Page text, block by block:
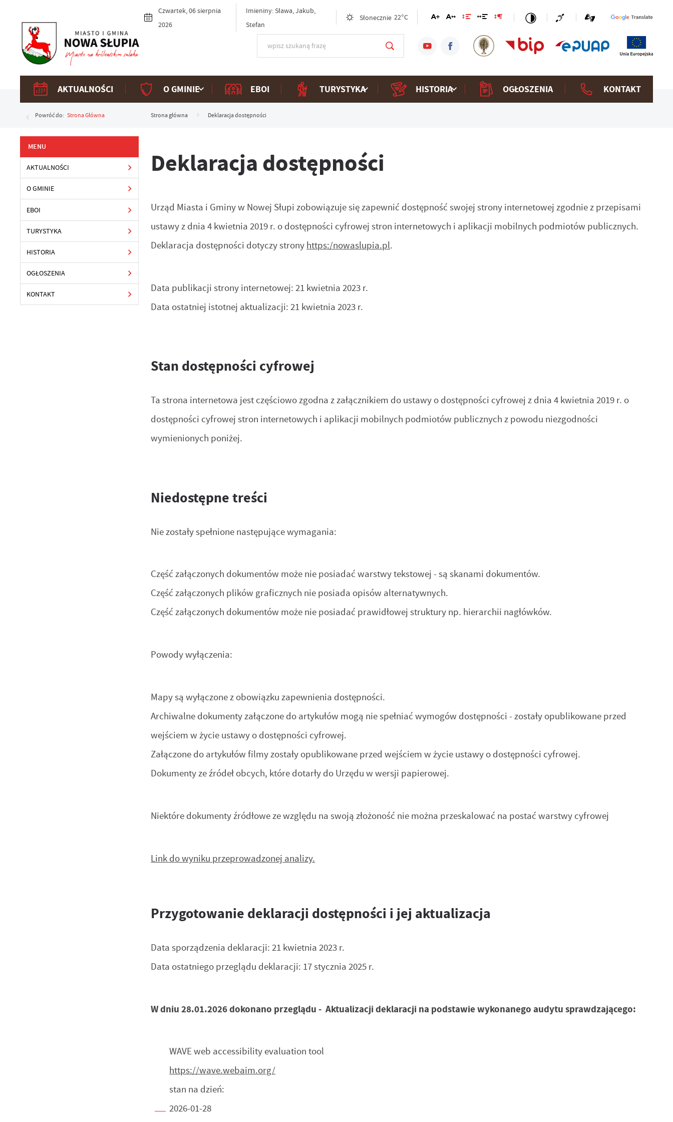
Czwartek, 06 sierpnia
2026
Imieniny: Sława, Jakub,
Stefan
Słonecznie 22°C
AKTUALNOŚCI O GMINIE EBOI TURYSTYKA HISTORIA OGŁOSZENIA KONTAKT
Powróć do: Strona Główna Strona główna Deklaracja dostępności
AKTUALNOŚCI
O GMINIE
EBOI
TURYSTYKA
HISTORIA
OGŁOSZENIA
KONTAKT
Deklaracja dostępności
Urząd Miasta i Gminy w Nowej Słupi zobowiązuje się zapewnić dostępność swojejstrony internetowej zgodnie z przepisami
ustawy z dnia 4 kwietnia 2019 r. o dostępności cyfrowej stron internetowych i aplikacji mobilnych podmiotów publicznych.
Deklaracja dostępności dotyczy strony https:/nowaslupia.pl.
Data publikacji strony internetowej:21 kwietnia 2023 r.
Data ostatniej istotnej aktualizacji:21 kwietnia 2023 r.
Stan dostępności cyfrowej
Ta strona internetowa jest częściowo zgodna z załącznikiem do ustawy o dostępności cyfrowej z dnia 4 kwietnia 2019 r. o
dostępności cyfrowej stron internetowych i aplikacji mobilnych podmiotów publicznych z powodu niezgodności
wymienionych poniżej.
Niedostępne treści
Nie zostały spełnione następujące wymagania:
Część załączonych dokumentów może nie posiadać warstwy tekstowej - są skanami dokumentów.
Część załączonych plików graficznych nie posiada opisów alternatywnych.
Część załączonych dokumentów może nie posiadać prawidłowej struktury np. hierarchii nagłówków.
Powody wyłączenia:
Mapy są wyłączone z obowiązku zapewnienia dostępności.
Archiwalne dokumenty załączone do artykułów mogą nie spełniać wymogów dostępności - zostały opublikowane przed
wejściem w życie ustawy o dostępności cyfrowej.
Załączone do artykułów filmy zostały opublikowane przed wejściem w życie ustawy o dostępności cyfrowej.
Dokumenty ze źródeł obcych, które dotarły do Urzędu w wersji papierowej.
Niektóre dokumenty źródłowe ze względu na swoją złożoność nie można przeskalować na postać warstwy cyfrowej
Link do wyniku przeprowadzonej analizy.
Przygotowanie deklaracji dostępności i jej aktualizacja
Data sporządzenia deklaracji:21 kwietnia 2023 r.
Data ostatniego przeglądu deklaracji: 17 stycznia 2025 r.
W dniu 28.01.2026 dokonano przeglądu - Aktualizacji deklaracji na podstawie wykonanego audytu sprawdzającego:
WAVE web accessibility evaluation tool
https://wave.webaim.org/
stan na dzień:
2026-01-28
Ustawienia
Szanujemy Twoją prywatność. Możesz zmienić ustawienia cookies lub zaakceptować je
wszystkie. W dowolnym momencie możesz dokonać zmiany swoich ustawień.